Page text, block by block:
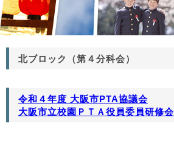
北ブロック（第４分科会）
令和４年度 大阪市PTA協議会
大阪市立校園ＰＴＡ役員委員研修会